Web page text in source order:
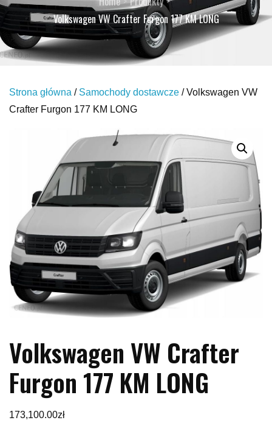
Volkswagen VW Crafter Furgon 177 KM LONG
Strona główna / Samochody dostawcze / Volkswagen VW
Crafter Furgon 177 KM LONG
Volkswagen VW Crafter
Furgon 177 KM LONG
173,100.00zł